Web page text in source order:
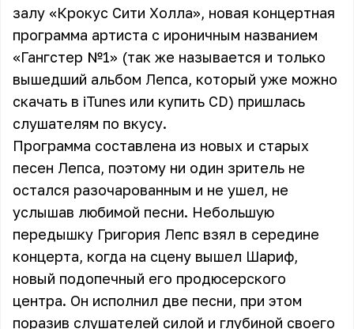
залу «Крокус Сити Холла», новая концертная
программа артиста с ироничным названием
«Гангстер №1» (так же называется и только
вышедший альбом Лепса, который уже можно
скачать в iTunes или купить CD) пришлась
слушателям по вкусу.
Программа составлена из новых и старых
песен Лепса, поэтому ни один зритель не
остался разочарованным и не ушел, не
услышав любимой песни. Небольшую
передышку Григория Лепс взял в середине
концерта, когда на сцену вышел Шариф,
новый подопечный его продюсерского
центра. Он исполнил две песни, при этом
поразив слушателей силой и глубиной своего